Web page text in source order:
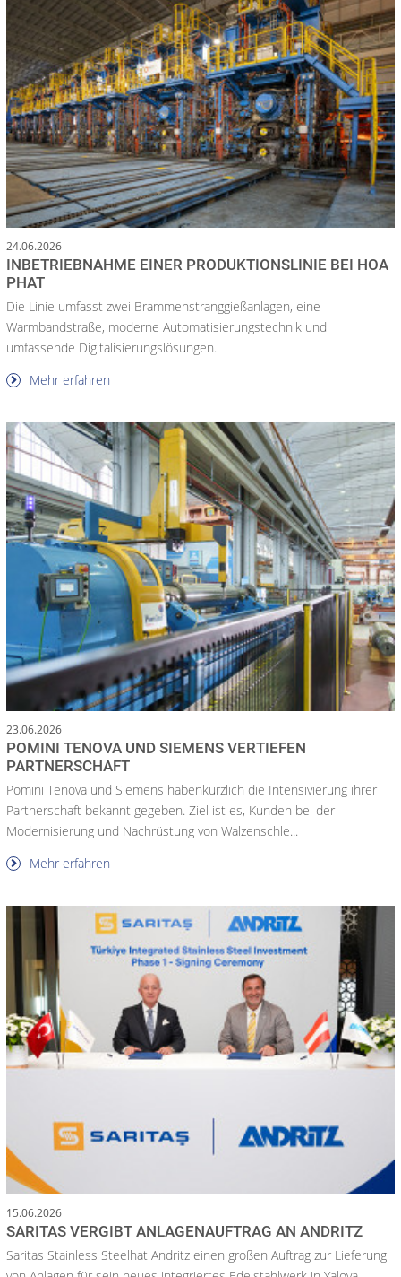
24.06.2026
INBETRIEBNAHME EINER PRODUKTIONSLINIE BEI HOA
PHAT
Die Linie umfasst zwei Brammenstranggießanlagen, eine
Warmbandstraße, moderne Automatisierungstechnik und
umfassende Digitalisierungslösungen.
Mehr erfahren
23.06.2026
POMINI TENOVA UND SIEMENS VERTIEFEN
PARTNERSCHAFT
Pomini Tenova und Siemens habenkürzlich die Intensivierung ihrer
Partnerschaft bekannt gegeben. Ziel ist es, Kunden bei der
Modernisierung und Nachrüstung von Walzenschle...
Mehr erfahren
15.06.2026
SARITAS VERGIBT ANLAGENAUFTRAG AN ANDRITZ
Saritas Stainless Steelhat Andritz einen großen Auftrag zur Lieferung